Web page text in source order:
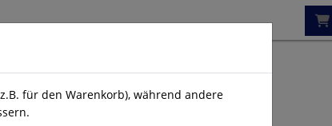
für den Warenkorb), während andere